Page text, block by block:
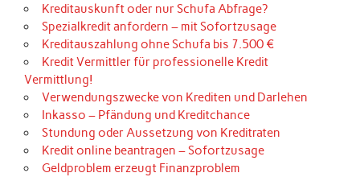
Kreditauskunft oder nur Schufa Abfrage?
Spezialkredit anfordern – mit Sofortzusage
Kreditauszahlung ohne Schufa bis 7.500 €
Kredit Vermittler für professionelle Kredit
Vermittlung!
Verwendungszwecke von Krediten und Darlehen
Inkasso – Pfändung und Kreditchance
Stundung oder Aussetzung von Kreditraten
Kredit online beantragen – Sofortzusage
Geldproblem erzeugt Finanzproblem